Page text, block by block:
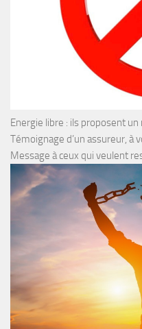
Energie libre : ils proposent
Témoignage d’un assureur, à
Message à ceux qui veulent